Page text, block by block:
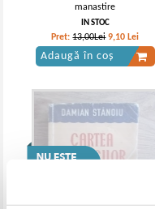
manastire
IN STOC
Pret:13,00Lei 9,10 Lei
Adaugă în coș